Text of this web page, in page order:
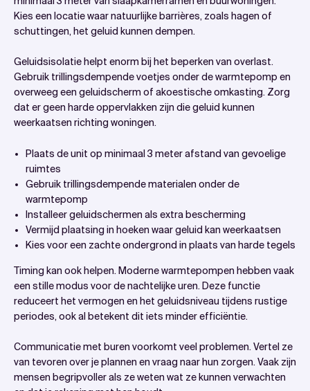
Kies een locatie waar natuurlijke barrières, zoals hagen of
schuttingen, het geluid kunnen dempen.
Geluidsisolatie helpt enorm bij het beperken van overlast.
Gebruik trillingsdempende voetjes onder de warmtepomp en
overweeg een geluidscherm of akoestische omkasting. Zorg
dat er geen harde oppervlakken zijn die geluid kunnen
weerkaatsen richting woningen.
Plaats de unit op minimaal 3 meter afstand van gevoelige
ruimtes
Gebruik trillingsdempende materialen onder de
warmtepomp
Installeer geluidschermen als extra bescherming
Vermijd plaatsing in hoeken waar geluid kan weerkaatsen
Kies voor een zachte ondergrond in plaats van harde tegels
Timing kan ook helpen. Moderne warmtepompen hebben vaak
een stille modus voor de nachtelijke uren. Deze functie
reduceert het vermogen en het geluidsniveau tijdens rustige
periodes, ook al betekent dit iets minder efficiëntie.
Communicatie met buren voorkomt veel problemen. Vertel ze
van tevoren over je plannen en vraag naar hun zorgen. Vaak zijn
mensen begripvoller als ze weten wat ze kunnen verwachten